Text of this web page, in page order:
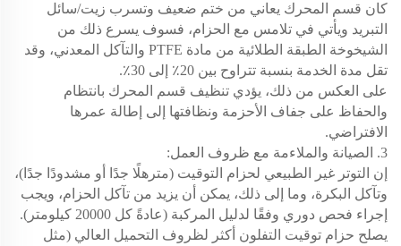
كان قسم المحرك يعاني من ختم ضعيف وتسرب زيت/سائل
التبريد ويأتي في تلامس مع الحزام، فسوف يسرع ذلك من
الشيخوخة الطبقة الطلائية من مادة PTFE والتآكل المعدني، وقد
تقل مدة الخدمة بنسبة تتراوح بين 20٪ إلى 30٪.
على العكس من ذلك، يؤدي تنظيف قسم المحرك بانتظام
والحفاظ على جفاف الأحزمة ونظافتها إلى إطالة عمرها
الافتراضي.
3. الصيانة والملاءمة مع ظروف العمل:
إن التوتر غير الطبيعي لحزام التوقيت (مترهلًا جدًا أو مشدودًا جدًا)،
وتآكل البكرة، وما إلى ذلك، يمكن أن يزيد من تآكل الحزام، ويجب
إجراء فحص دوري وفقًا لدليل المركبة (عادةً كل 20000 كيلومتر).
يصلح حزام توقيت التفلون أكثر لظروف التحميل العالي (مثل